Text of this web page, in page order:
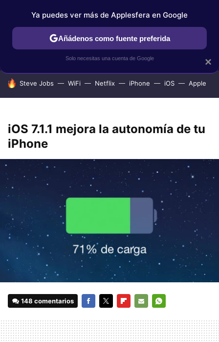
IPHONE TUTORIALES APPLESFERA SELECCIÓN
HOY SE HABLA DE
Steve Jobs WiFi Netflix iPhone iOS Apple
iOS 7.1.1 mejora la autonomía de tu
iPhone
148 comentarios
MAIL
×
Ya puedes ver más de Applesfera en Google
Añádenos como fuente preferida
Solo necesitas una cuenta de Google